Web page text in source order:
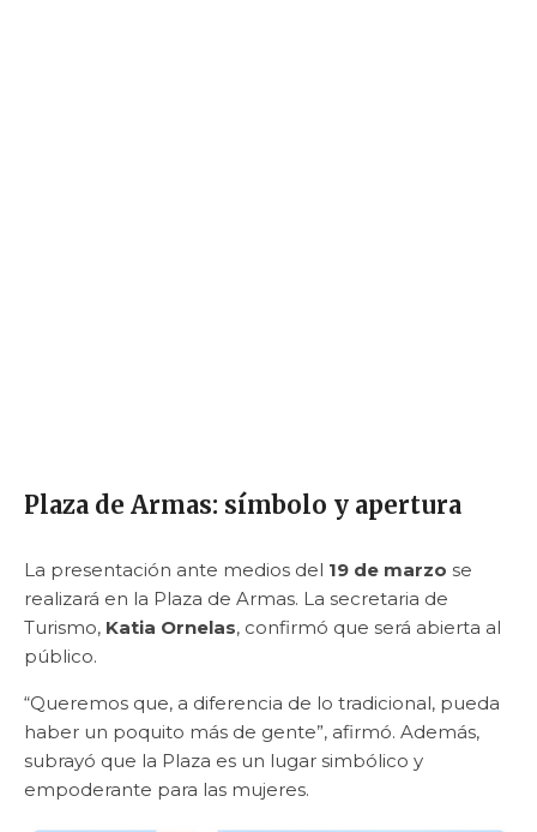
Plaza de Armas: símbolo y apertura
La presentación ante medios del 19 de marzo se
realizará en la Plaza de Armas. La secretaria de
Turismo, Katia Ornelas, confirmó que será abierta al
público.
“Queremos que, a diferencia de lo tradicional, pueda
haber un poquito más de gente”, afirmó. Además,
subrayó que la Plaza es un lugar simbólico y
empoderante para las mujeres.